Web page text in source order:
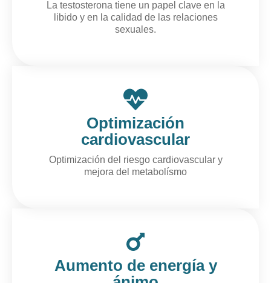
La testosterona tiene un papel clave en la
libido y en la calidad de las relaciones
sexuales.
Optimización
cardiovascular
Optimización del riesgo cardiovascular y
mejora del metabolísmo
Aumento de energía y